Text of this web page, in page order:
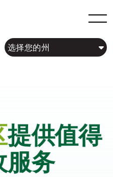
选择您的州
提供值得
服务